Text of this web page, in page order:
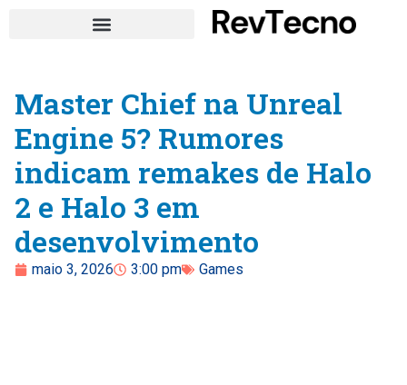
Master Chief na Unreal
Engine 5? Rumores
indicam remakes de Halo
2 e Halo 3 em
desenvolvimento
maio 3, 2026 3:00 pm Games